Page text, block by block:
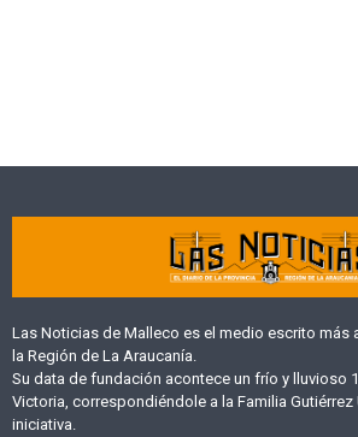
Las Noticias de Malleco es el medio escrito más
la Región de La Araucanía.
Su data de fundación acontece un frío y lluvioso
Victoria, correspondiéndole a la Familia Gutiérrez
iniciativa.